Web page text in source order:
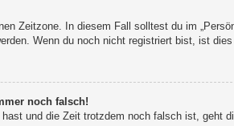
Zeitzone. In diesem Fall solltest du im
Wenn du noch nicht registriert bist, ist
noch falsch!
und die Zeit trotzdem noch falsch ist, geht